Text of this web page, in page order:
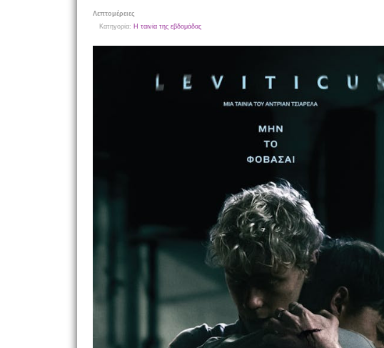
Λεπτομέρειες
Κατηγορία: Η ταινία της εβδομάδας